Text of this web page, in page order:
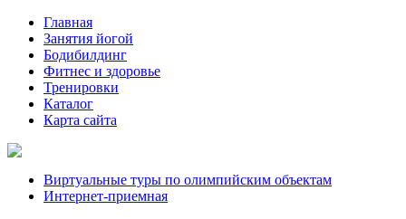
Главная
Занятия йогой
Бодибилдинг
Фитнес и здоровье
Тренировки
Каталог
Карта сайта
Виртуальные туры по олимпийским объектам
Интернет-приемная